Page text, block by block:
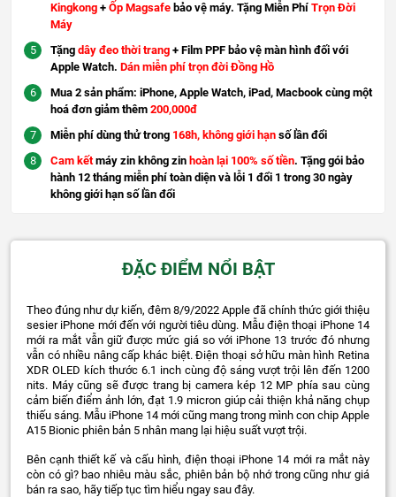
Kingkong + Ốp Magsafe bảo vệ máy. Tặng Miễn Phí Trọn Đời
Máy
Tặng dây đeo thời trang + Film PPF bảo vệ màn hình đối với
Apple Watch. Dán miễn phí trọn đời Đồng Hồ
Mua 2 sản phẩm: iPhone, Apple Watch, iPad, Macbook cùng một
hoá đơn giảm thêm 200,000đ
Miễn phí dùng thử trong 168h, không giới hạn số lần đổi
Cam kếtmáy zin không zin hoàn lại 100% số tiền. Tặng gói bảo
hành 12 tháng miễn phí toàn diện và lỗi 1 đổi 1 trong 30 ngày
không giới hạn số lần đổi
ĐẶC ĐIỂM NỔI BẬT
Theo đúng như dự kiến, đêm 8/9/2022 Apple đã chính thức giới thiệu
sesier iPhone mới đến với người tiêu dùng. Mẫu điện thoại iPhone 14
mới ra mắt vẫn giữ được mức giá so với iPhone 13 trước đó nhưng
vẫn có nhiều nâng cấp khác biệt. Điện thoại sở hữu màn hình Retina
XDR OLED kích thước 6.1 inch cùng độ sáng vượt trội lên đến 1200
nits. Máy cũng sẽ được trang bị camera kép 12 MP phía sau cùng
cảm biến điểm ảnh lớn, đạt 1.9 micron giúp cải thiện khả năng chụp
thiếu sáng. Mẫu iPhone 14 mới cũng mang trong mình con chip Apple
A15 Bionic phiên bản 5 nhân mang lại hiệu suất vượt trội.
Bên cạnh thiết kế và cấu hình, điện thoại iPhone 14 mới ra mắt này
còn có gì? bao nhiêu màu sắc, phiên bản bộ nhớ trong cũng như giá
bán ra sao, hãy tiếp tục tìm hiểu ngay sau đây.